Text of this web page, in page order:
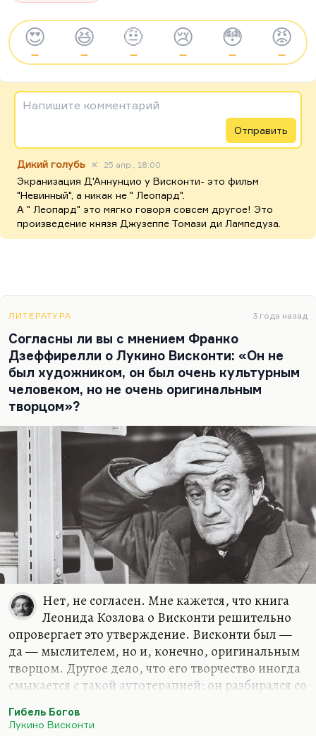
😍
—
😆
—
🤨
—
😢
—
😳
—
😡
—
Напишите комментарий
Отправить
Дикий голубь ✕ 25 апр., 18:00
Экранизация Д'Аннунцио у Висконти- это фильм
"Невинный", а никак не " Леопард".
А " Леопард" это мягко говоря совсем другое! Это
произведение князя Джузеппе Томази ди Лампедуза.
ЛИТЕРАТУРА 3 года назад
Согласны ли вы с мнением Франко
Дзеффирелли о Лукино Висконти: «Он не
был художником, он был очень культурным
человеком, но не очень оригинальным
творцом»?
Нет, не согласен. Мне кажется, что книга
Леонида Козлова о Висконти решительно
опровергает это утверждение. Висконти был —
да — мыслителем, но и, конечно, оригинальным
творцом. Другое дело, что его творчество иногда
смыкается с такой аутотерапией: он разбирался со
садомазохистскими комплексами, просто делал
Гибель Богов
Лукино Висконти